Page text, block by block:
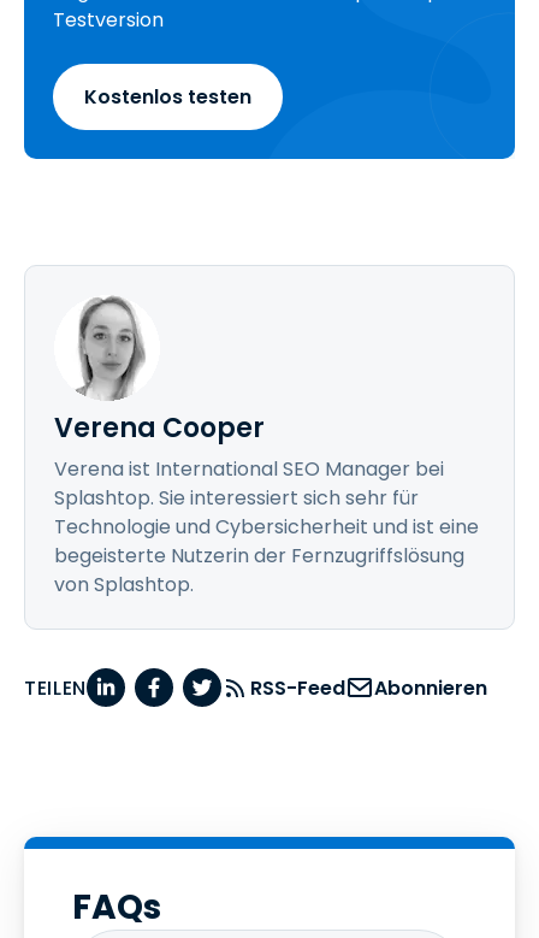
Testversion
Kostenlos testen
Verena Cooper
Verena ist International SEO Manager bei
Splashtop. Sie interessiert sich sehr für
Technologie und Cybersicherheit und ist eine
begeisterte Nutzerin der Fernzugriffslösung
von Splashtop.
TEILEN RSS-Feed Abonnieren
FAQs